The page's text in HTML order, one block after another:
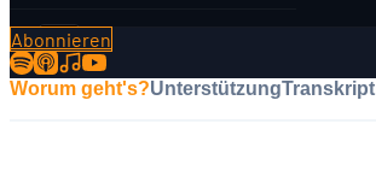
00:04:21
Abonnieren
Worum geht's?UnterstützungTranskript